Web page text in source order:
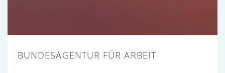
BUNDESAGENTUR FÜR ARBEIT